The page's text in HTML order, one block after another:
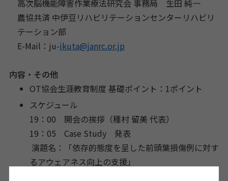
高次脳機能障害作業療法研究会 事務局 生田 純一
農協共済 中伊豆リハビリテーションセンターリハビリ
テーション部
E-Mail：ju-ikuta@janrc.or.jp
内容・その他
OT協会生涯教育制度 基礎ポイント：1ポイント
スケジュール
19：00 開会の挨拶（種村 留美 代表）
19：05 Case Study 発表
演題名：「依存的態度を呈した前頭葉損傷例に対す
るアウェアネス向上の支援」